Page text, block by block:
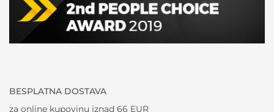
BESPLATNA DOSTAVA
za online kupovinu iznad 66 EUR